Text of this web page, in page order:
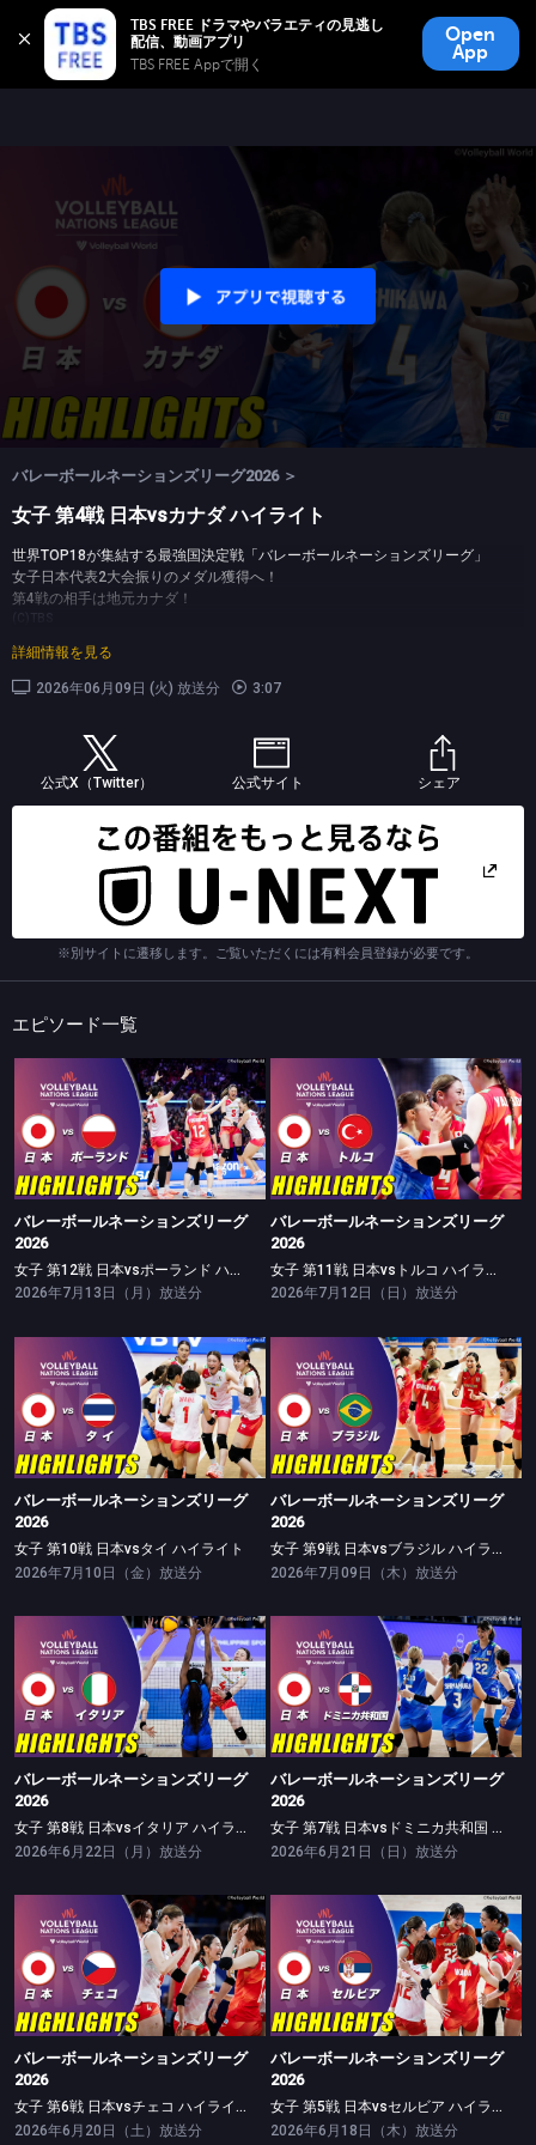
TBS FREE ドラマやバラエティの見逃し
TBS FREE Appで開く
Open
App
TBS FREE
無料見逃し配信
バレーボールネーションズリーグ2026 ＞
女子 第4戦 日本vsカナダ ハイライト
世界TOP18が集結する最強国決定戦「バレーボールネーションズリーグ」
女子日本代表2大会振りのメダル獲得へ！
第4戦の相手は地元カナダ！
詳細情報を見る
2026年06月09日 (火) 放送分 3:07
公式X（Twitter） 公式サイト シェア
※別サイトに遷移します。ご覧いただくには有料会員登録が必要です。
エピソード一覧
バレーボールネーションズリーグ2026
女子 第12戦 日本vsポーランド ハイライト
バレーボールネーションズリーグ
2026
女子 第12戦 日本vsポーランド ハイライト
2026年7月13日（月）放送分
バレーボールネーションズリーグ2026
女子 第11戦 日本vsトルコ ハイライト
バレーボールネーションズリーグ
2026
女子 第11戦 日本vsトルコ ハイライト
2026年7月12日（日）放送分
バレーボールネーションズリーグ2026
女子 第10戦 日本vsタイ ハイライト
バレーボールネーションズリーグ
2026
女子 第10戦 日本vsタイ ハイライト
2026年7月10日（金）放送分
バレーボールネーションズリーグ2026
女子 第9戦 日本vsブラジル ハイライト
バレーボールネーションズリーグ
2026
女子 第9戦 日本vsブラジル ハイライト
2026年7月09日（木）放送分
バレーボールネーションズリーグ2026
女子 第8戦 日本vsイタリア ハイライト
バレーボールネーションズリーグ
2026
女子 第8戦 日本vsイタリア ハイライト
2026年6月22日（月）放送分
バレーボールネーションズリーグ2026
女子 第7戦 日本vsドミニカ共和国 ハイライト
バレーボールネーションズリーグ
2026
女子 第7戦 日本vsドミニカ共和国 ハイライト
2026年6月21日（日）放送分
バレーボールネーションズリーグ2026
女子 第6戦 日本vsチェコ ハイライト
バレーボールネーションズリーグ
2026
女子 第6戦 日本vsチェコ ハイライト
2026年6月20日（土）放送分
バレーボールネーションズリーグ2026
女子 第5戦 日本vsセルビア ハイライト
バレーボールネーションズリーグ
2026
女子 第5戦 日本vsセルビア ハイライト
2026年6月18日（木）放送分